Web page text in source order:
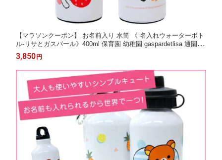
【マラソンクーポン】 お名前入り 水筒 《 名入れウォーターボト
ル-リサとガスパール》400ml 保育園 幼稚園 gaspardetlisa 通園 通
学 キャンプ 女の子 男の子 キャラクター 洗いやすい アウトドア
どうぶつ かわいい ショッピング ディアカーズ
3,850 円